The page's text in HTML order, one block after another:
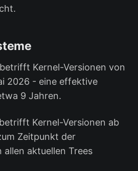
Kernel-Versionen von
2026 - eine effektive
9 Jahren.
Kernel-Versionen ab
Zeitpunkt der
aktuellen Trees